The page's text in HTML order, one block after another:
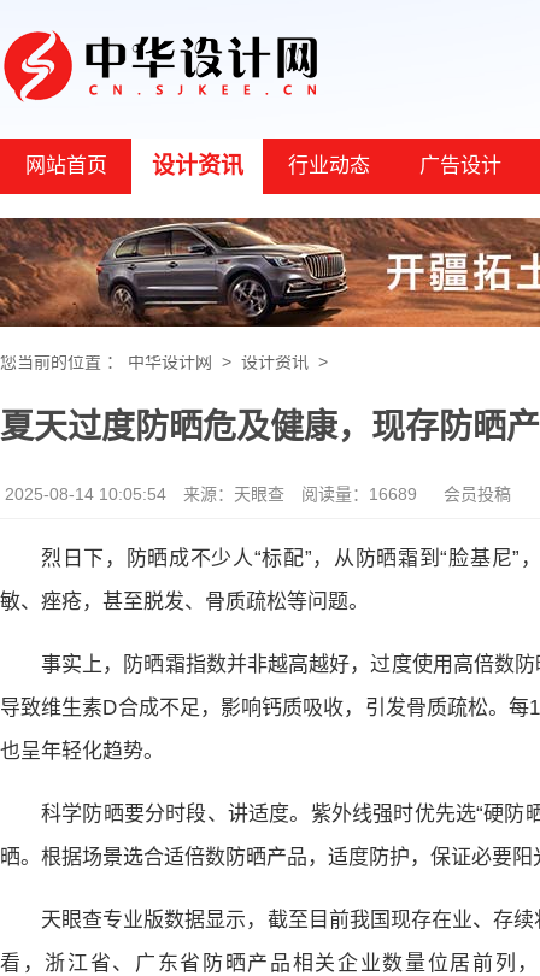
网站首页 设计资讯 行业动态 广告设计
您当前的位置 ： 中华设计网 > 设计资讯 >
夏天过度防晒危及健康，现存防晒
2025-08-14 10:05:54 来源：天眼查 阅读量：16689 会员投稿
烈日下，防晒成不少人“标配”，从防晒霜到“脸基尼
敏、痤疮，甚至脱发、骨质疏松等问题。
事实上，防晒霜指数并非越高越好，过度使用高倍数
导致维生素D合成不足，影响钙质吸收，引发骨质疏松。
也呈年轻化趋势。
科学防晒要分时段、讲适度。紫外线强时优先选“硬防
晒。根据场景选合适倍数防晒产品，适度防护，保证必要阳
天眼查专业版数据显示，截至目前我国现存在业、存
看，浙江省、广东省防晒产品相关企业数量位居前列